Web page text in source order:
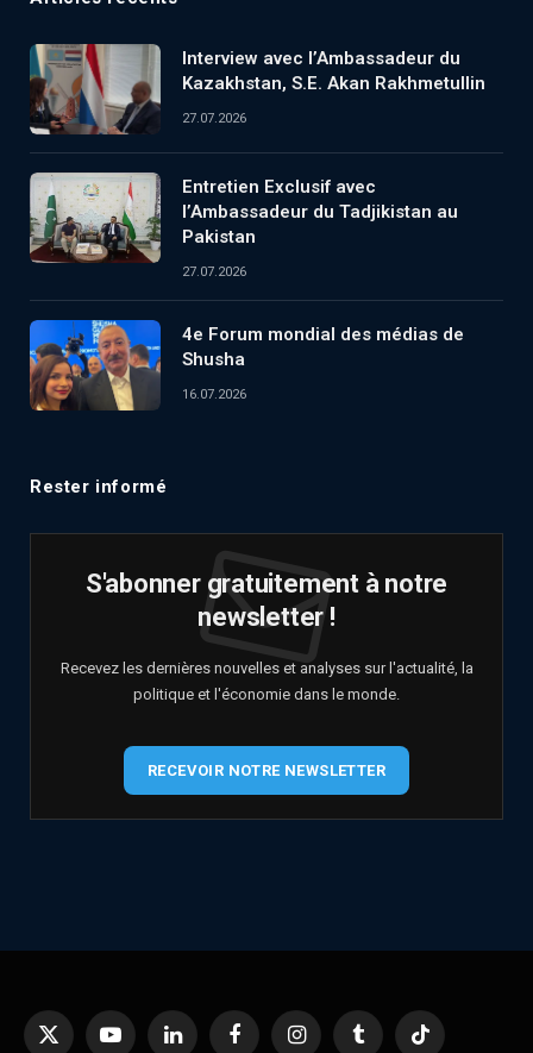
Interview avec l’Ambassadeur du
Kazakhstan, S.E. Akan Rakhmetullin
27.07.2026
Entretien Exclusif avec
l’Ambassadeur du Tadjikistan au
Pakistan
27.07.2026
4e Forum mondial des médias de
Shusha
16.07.2026
Rester informé
S'abonner gratuitement à notre
newsletter !
Recevez les dernières nouvelles et analyses sur l'actualité, la
politique et l'économie dans le monde.
RECEVOIR NOTRE NEWSLETTER
X YouTubeLinkedIn FacebookInstagramTumblr TikTok